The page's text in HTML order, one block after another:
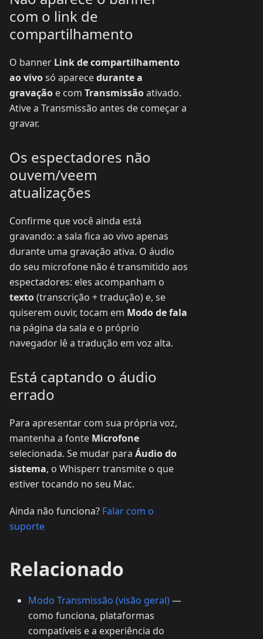
com o link de
compartilhamento
O banner Link de compartilhamento
ao vivosó aparecedurante a
gravação e com Transmissãoativado.
Ative a Transmissão antes de começar a
gravar.
Os espectadores não
ouvem/veem
atualizações
Confirme que você ainda está
gravando: a sala fica ao vivo apenas
durante uma gravação ativa. O áudio
do seu microfone não é transmitido aos
espectadores: eles acompanham o
texto(transcrição + tradução) e, se
quiserem ouvir, tocam em Modo de fala
na página da sala e o próprio
navegador lê a tradução em voz alta.
Está captando o áudio
errado
Para apresentar com sua própria voz,
mantenha a fonte Microfone
selecionada. Se mudar para Áudio do
sistema, o Whisperr transmite o que
estiver tocando no seu Mac.
Ainda não funciona? Falar com o
suporte
Relacionado
Modo Transmissão (visão geral)—
como funciona, plataformas
compatíveis e a experiência do